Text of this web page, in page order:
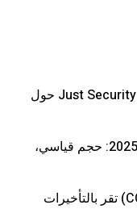
تشارلي ماغري يشارك في تأليف مقال Just Security حول
إحصائيات الإشعارات الحمراء للإنتربول 2025: حجم قياسي،
لجنة الإنتربول للرقابة على الملفات (CCF) تقر بالتأخيرات